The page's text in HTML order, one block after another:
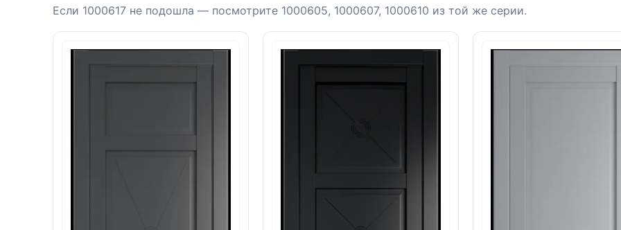
Если 1000617 не подошла — посмотрите 1000605, 1000607, 1000610 из той же серии.